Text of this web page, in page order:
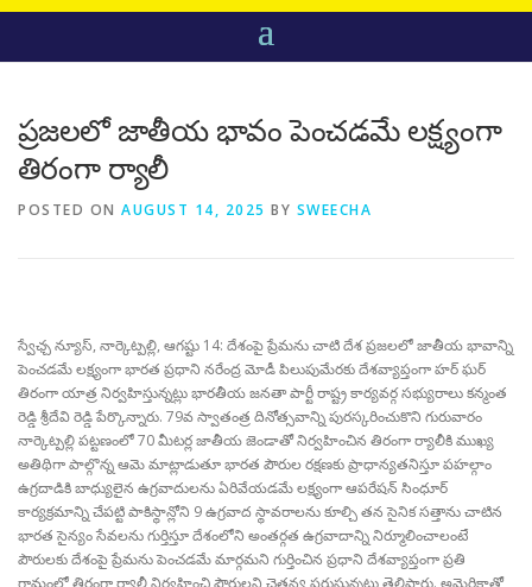
ప్రజలలో జాతీయ భావం పెంచడమే లక్ష్యంగా
తిరంగా ర్యాలీ
POSTED ON AUGUST 14, 2025 BY SWEECHA
స్వేఛ్చ న్యూస్, నార్కెట్పల్లి, ఆగష్టు 14: దేశంపై ప్రేమను చాటి దేశ ప్రజలలో జాతీయ భావాన్ని
పెంచడమే లక్ష్యంగా భారత ప్రధాని నరేంద్ర మోడీ పిలుపుమేరకు దేశవ్యాప్తంగా హర్ ఘర్
తిరంగా యాత్ర నిర్వహిస్తున్నట్లు భారతీయ జనతా పార్టీ రాష్ట్ర కార్యవర్గ సభ్యురాలు కన్మంత
రెడ్డి శ్రీదేవి రెడ్డి పేర్కొన్నారు. 79వ స్వాతంత్ర దినోత్సవాన్ని పురస్కరించుకొని గురువారం
నార్కెట్పల్లి పట్టణంలో 70 మీటర్ల జాతీయ జెండాతో నిర్వహించిన తిరంగా ర్యాలీకి ముఖ్య
అతిథిగా పాల్గొన్న ఆమె మాట్లాడుతూ భారత పౌరుల రక్షణకు ప్రాధాన్యతనిస్తూ పహల్గాం
ఉగ్రదాడికి బాధ్యులైన ఉగ్రవాదులను ఏరివేయడమే లక్ష్యంగా ఆపరేషన్ సింధూర్
కార్యక్రమాన్ని చేపట్టి పాకిస్థాన్లోని 9 ఉగ్రవాద స్థావరాలను కూల్చి తన సైనిక సత్తాను చాటిన
భారత సైన్యం సేవలను గుర్తిస్తూ దేశంలోని అంతర్గత ఉగ్రవాదాన్ని నిర్మూలించాలంటే
పౌరులకు దేశంపై ప్రేమను పెంచడమే మార్గమని గుర్తించిన ప్రధాని దేశవ్యాప్తంగా ప్రతి